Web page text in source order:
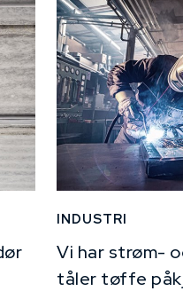
INDUSTRI
Vi har strøm-
tåler tøffe